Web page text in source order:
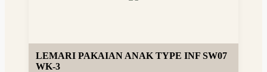
LEMARI PAKAIAN ANAK TYPE INF SW07
WK-3